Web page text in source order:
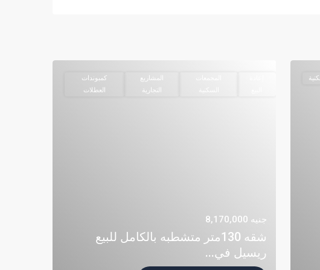
المشاريع
التجارية
كمبوندات
العطلات
جنيه 8,170,000
شقه 130متر متشطبه بالكامل للبيع
ريسيل في...